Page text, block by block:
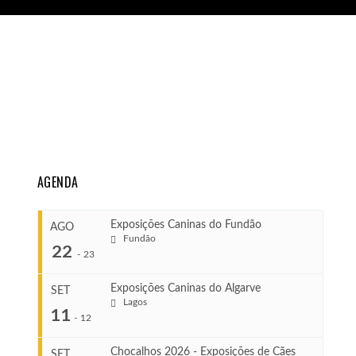
AGENDA
AGO
22 - 23
Exposições Caninas do Fundão
Fundão
SET
11 - 12
Exposições Caninas do Algarve
Lagos
Chocalhos 2026 - Exposições de Cães